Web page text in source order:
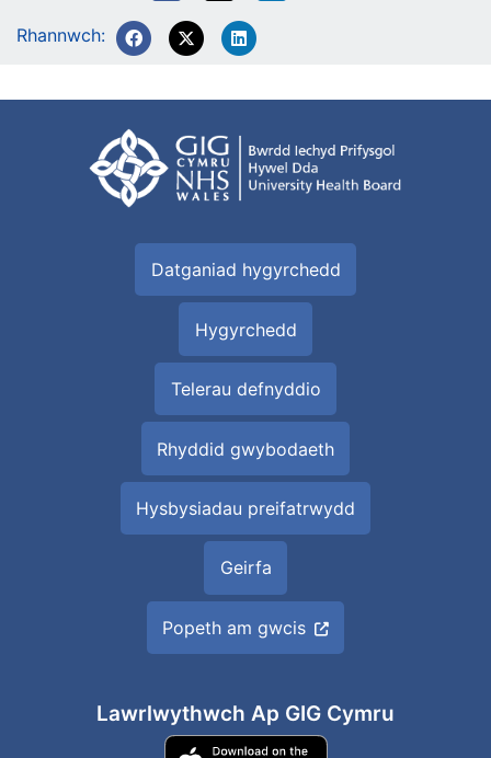
Rhannwch:
Datganiad hygyrchedd
Hygyrchedd
Telerau defnyddio
Rhyddid gwybodaeth
Hysbysiadau preifatrwydd
Geirfa
Popeth am gwcis
Lawrlwythwch Ap GIG Cymru